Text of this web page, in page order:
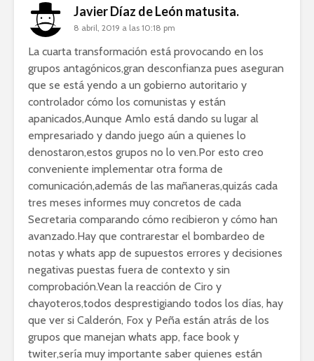
Javier Díaz de León matusita.
8 abril, 2019 a las 10:18 pm
La cuarta transformación está provocando en los
grupos antagónicos,gran desconfianza pues aseguran
que se está yendo a un gobierno autoritario y
controlador cómo los comunistas y están
apanicados,Aunque Amlo está dando su lugar al
empresariado y dando juego aún a quienes lo
denostaron,estos grupos no lo ven.Por esto creo
conveniente implementar otra forma de
comunicación,además de las mañaneras,quizás cada
tres meses informes muy concretos de cada
Secretaria comparando cómo recibieron y cómo han
avanzado.Hay que contrarestar el bombardeo de
notas y whats app de supuestos errores y decisiones
negativas puestas fuera de contexto y sin
comprobación.Vean la reacción de Ciro y
chayoteros,todos desprestigiando todos los días, hay
que ver si Calderón, Fox y Peña están atrás de los
grupos que manejan whats app, face book y
twiter,sería muy importante saber quienes están